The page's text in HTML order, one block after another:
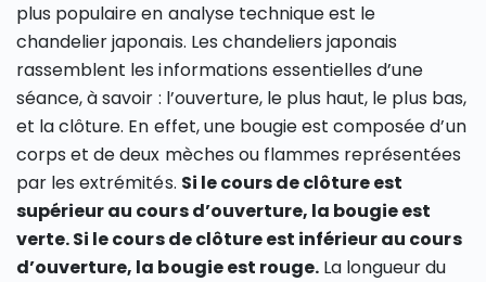
plus populaire en analyse technique est le
chandelier japonais. Les chandeliers japonais
rassemblent les informations essentielles d’une
séance, à savoir : l’ouverture, le plus haut, le plus bas,
et la clôture. En effet, une bougie est composée d’un
corps et de deux mèches ou flammes représentées
par les extrémités. Si le cours de clôture est
supérieur au cours d’ouverture, la bougie est
verte. Si le cours de clôture est inférieur au cours
d’ouverture, la bougie est rouge. La longueur du